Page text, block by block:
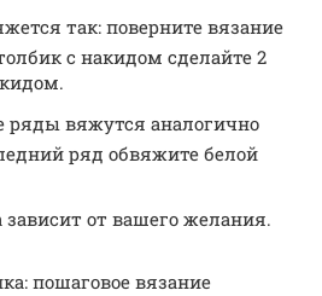
так: поверните вязание
с накидом сделайте 2
вяжутся аналогично
ряд обвяжите белой
от вашего желания.
пошаговое вязание